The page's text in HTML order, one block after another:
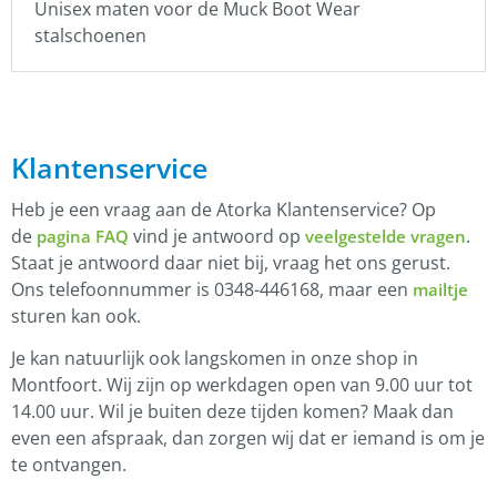
Unisex maten voor de Muck Boot Wear
stalschoenen
Klantenservice
Heb je een vraag aan de Atorka Klantenservice? Op
de pagina FAQ vind je antwoord op veelgestelde vragen.
Staat je antwoord daar niet bij, vraag het ons gerust.
Ons telefoonnummer is 0348-446168, maar een mailtje
sturen kan ook.
Je kan natuurlijk ook langskomen in onze shop in
Montfoort. Wij zijn op werkdagen open van 9.00 uur tot
14.00 uur. Wil je buiten deze tijden komen? Maak dan
even een afspraak, dan zorgen wij dat er iemand is om je
te ontvangen.